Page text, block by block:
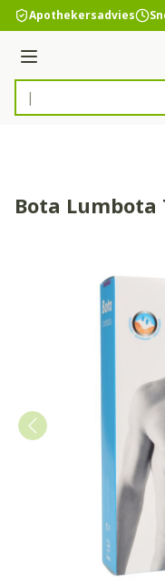
Ga naar de inhoud
Apothekersadvies
Menu
Product, merk,
Bota Lumbota